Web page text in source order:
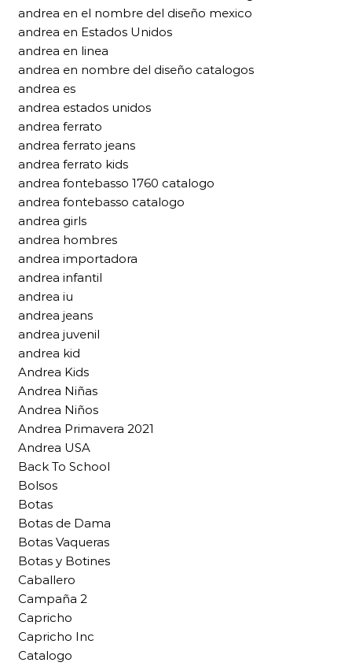
andrea en el nombre del diseño mexico
andrea en Estados Unidos
andrea en linea
andrea en nombre del diseño catalogos
andrea es
andrea estados unidos
andrea ferrato
andrea ferrato jeans
andrea ferrato kids
andrea fontebasso 1760 catalogo
andrea fontebasso catalogo
andrea girls
andrea hombres
andrea importadora
andrea infantil
andrea iu
andrea jeans
andrea juvenil
andrea kid
Andrea Kids
Andrea Niñas
Andrea Niños
Andrea Primavera 2021
Andrea USA
Back To School
Bolsos
Botas
Botas de Dama
Botas Vaqueras
Botas y Botines
Caballero
Campaña 2
Capricho
Capricho Inc
Catalogo